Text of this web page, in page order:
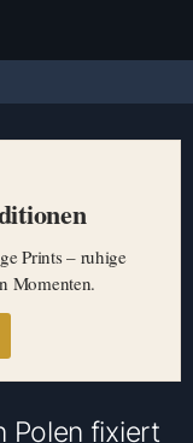
Prints – ruhige
Momenten.
Polen fixiert